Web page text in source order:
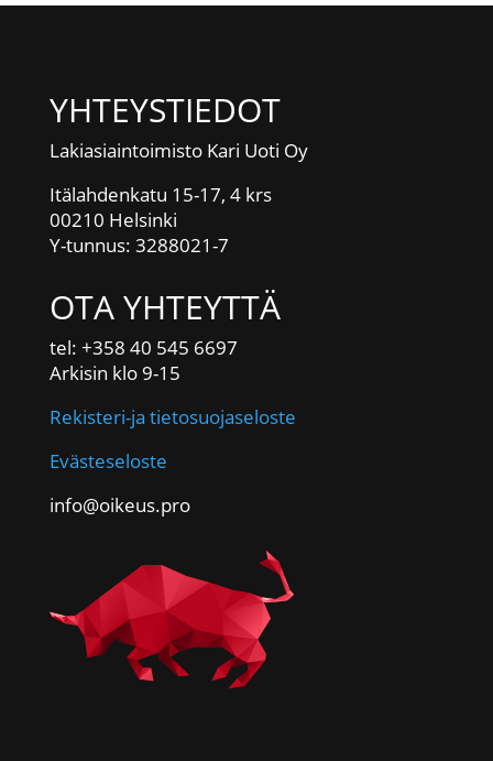
YHTEYSTIEDOT
Lakiasiaintoimisto Kari Uoti Oy
Itälahdenkatu 15-17, 4 krs
00210 Helsinki
Y-tunnus: 3288021-7
OTA YHTEYTTÄ
tel: +358 40 545 6697
Arkisin klo 9-15
Rekisteri-ja tietosuojaseloste
Evästeseloste
info@oikeus.pro